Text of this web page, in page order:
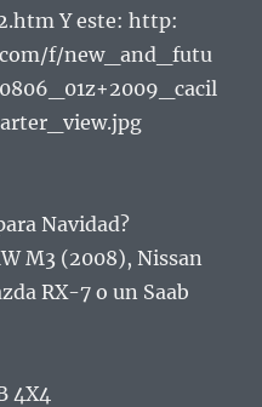
Y este: http:
f/new_and_futu
Navidad?
M3 (2008), Nissan
RX-7 o un Saab
4X4